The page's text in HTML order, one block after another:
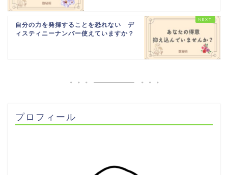
自分の力を発揮することを恐れない デ
ィスティニーナンバー使えていますか？
プロフィール